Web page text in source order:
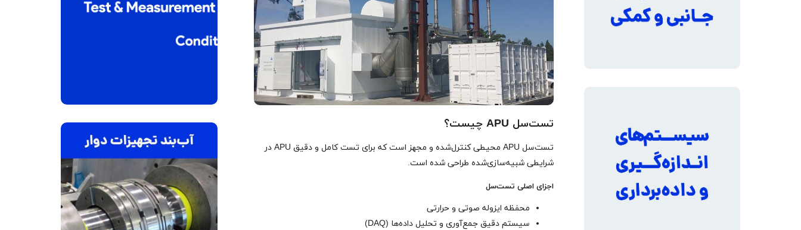
تست‌سل APU چیست؟
تست‌سل APU محیطی کنترل‌شده و مجهز است که برای تست کامل و دقیق APU در
شرایطی شبیه‌سازی‌شده طراحی شده است.
اجزای اصلی تست‌سل
محفظه ایزوله صوتی و حرارتی
سیستم دقیق جمع‌آوری و تحلیل داده‌ها (DAQ)